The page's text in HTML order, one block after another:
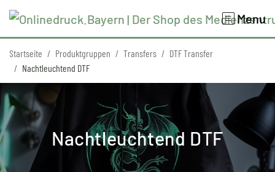
Menu
Startseite Produktgruppen Transfers
DTF Transfer
Nachtleuchtend DTF
Nachtleuchtend DTF